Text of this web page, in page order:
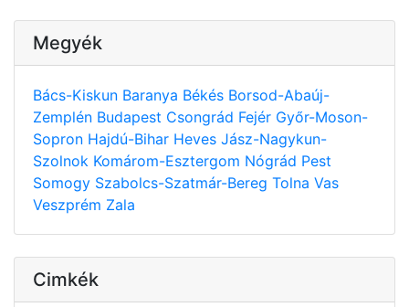
Megyék
Bács-Kiskun Baranya Békés Borsod-Abaúj-
Zemplén Budapest Csongrád Fejér Győr-Moson-
Sopron Hajdú-Bihar Heves Jász-Nagykun-
Szolnok Komárom-Esztergom Nógrád Pest
Somogy Szabolcs-Szatmár-Bereg Tolna Vas
Veszprém Zala
Cimkék